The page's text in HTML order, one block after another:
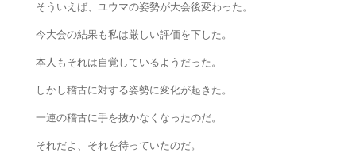
そういえば、ユウマの姿勢が大会後変わった。
今大会の結果も私は厳しい評価を下した。
本人もそれは自覚しているようだった。
しかし稽古に対する姿勢に変化が起きた。
一連の稽古に手を抜かなくなったのだ。
それだよ、それを待っていたのだ。